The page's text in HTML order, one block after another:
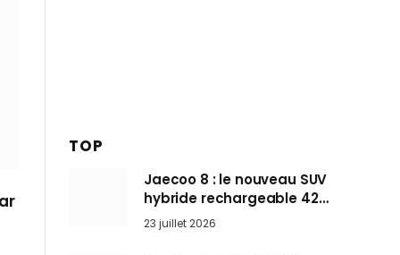
TOP
Jaecoo 8 : le nouveau SUV
hybride rechargeable 428
ch qui vise l’Audi Q7 arrive
en Europe cet automne
23 juillet 2026